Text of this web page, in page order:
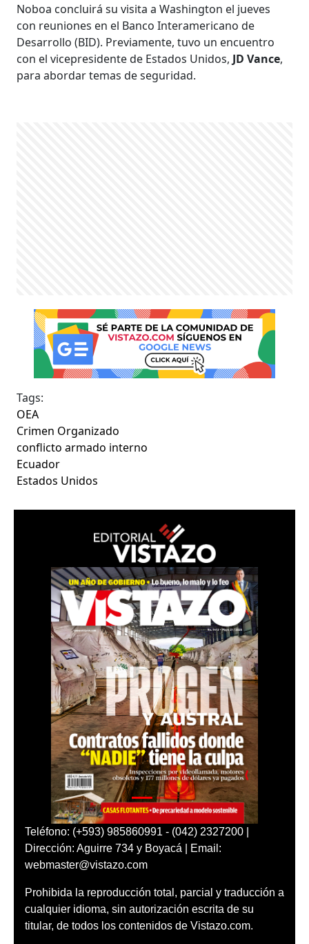
Noboa concluirá su visita a Washington el jueves
con reuniones en el Banco Interamericano de
Desarrollo (BID). Previamente, tuvo un encuentro
con el vicepresidente de Estados Unidos, JD Vance,
para abordar temas de seguridad.
Tags:
OEA
Crimen Organizado
conflicto armado interno
Ecuador
Estados Unidos
Teléfono: (+593) 985860991 - (042) 2327200 |
Dirección: Aguirre 734 y Boyacá | Email:
webmaster@vistazo.com
Prohibida la reproducción total, parcial y traducción a
cualquier idioma, sin autorización escrita de su
titular, de todos los contenidos de Vistazo.com.